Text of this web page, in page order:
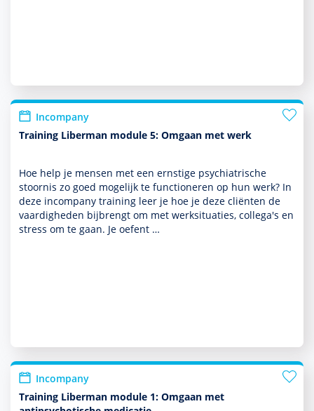
Incompany
Training Liberman module 5: Omgaan met werk
Hoe help je mensen met een ernstige psychia­trische
stoor­nis zo goed moge­lijk te functio­neren op hun werk? In
deze incompany training leer je hoe je deze cliënten de
vaar­dig­heden bijbrengt om met werksituaties, collega's en
stress om te gaan. Je oefent …
Incompany
Training Liberman module 1: Omgaan met